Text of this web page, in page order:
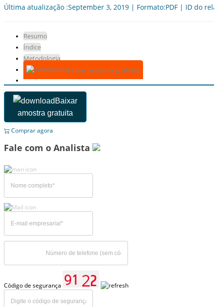
Última atualização :September 3, 2019 | Formato:PDF | ID do
Resumo
Índice
Metodologia
Baixar amostra gratuita
Baixar
amostra gratuita
Comprar agora
Fale com o Analista
Código de segurança